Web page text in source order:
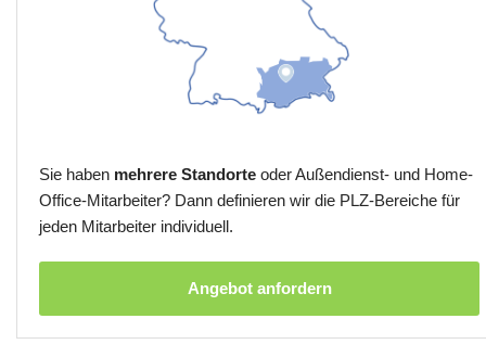
Sie haben mehrere Standorte oder Außendienst- und Home-
Office-Mitarbeiter? Dann definieren wir die PLZ-Bereiche für
jeden Mitarbeiter individuell.
Angebot anfordern